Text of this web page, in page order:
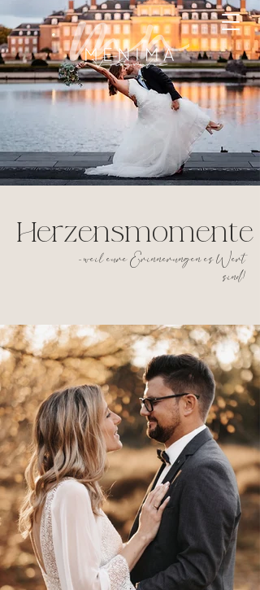
Herzensmomente
... weil eure Erinnerungen es Wert
sind!